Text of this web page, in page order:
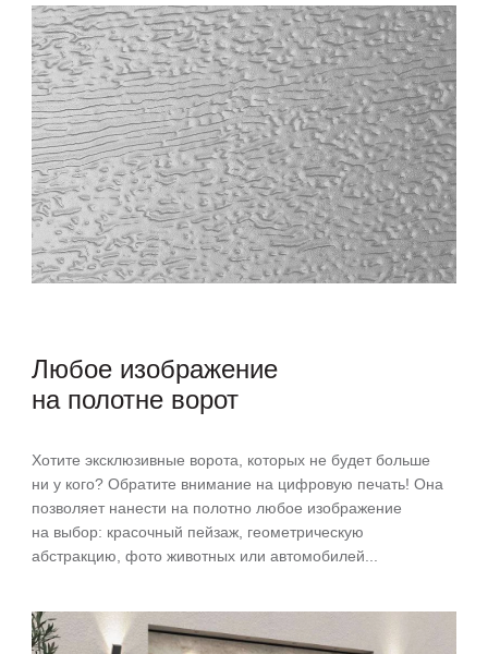
Любое изображение
на полотне ворот
Хотите эксклюзивные ворота, которых не будет больше
ни у кого? Обратите внимание на цифровую печать! Она
позволяет нанести на полотно любое изображение
на выбор: красочный пейзаж, геометрическую
абстракцию, фото животных или автомобилей...